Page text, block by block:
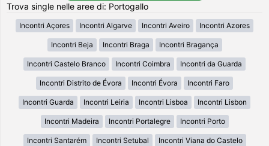
Trova single nelle aree di: Portogallo
Incontri Açores Incontri Algarve Incontri Aveiro Incontri Azores
Incontri Beja Incontri Braga Incontri Bragança
Incontri Castelo Branco Incontri Coimbra Incontri da Guarda
Incontri Distrito de Évora Incontri Évora Incontri Faro
Incontri Guarda Incontri Leiria Incontri Lisboa Incontri Lisbon
Incontri Madeira Incontri Portalegre Incontri Porto
Incontri Santarém Incontri Setubal Incontri Viana do Castelo